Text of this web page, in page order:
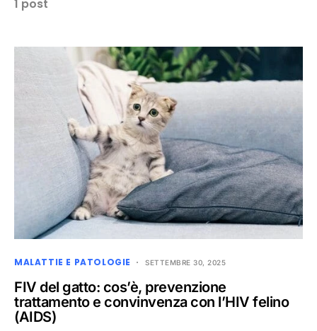
1 post
MALATTIE E PATOLOGIE SETTEMBRE 30, 2025
FIV del gatto: cos’è, prevenzione
trattamento e convinvenza con l’HIV felino
(AIDS)